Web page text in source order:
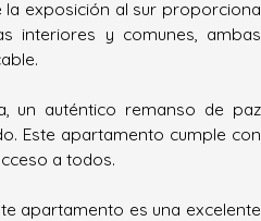
la exposición al sur proporciona
interiores y comunes, ambas
un auténtico remanso de paz
Este apartamento cumple con
a todos.
apartamento es una excelente